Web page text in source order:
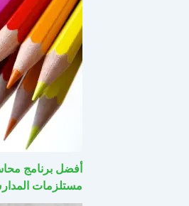
أفضل برنامج
مستلزمات المدارس 2026 —